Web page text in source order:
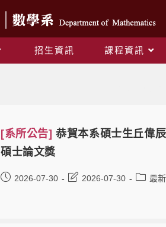
招生資訊 課程資訊
[系所公告]恭賀本系碩士生丘偉
碩士論文獎
2026-07-30 2026-07-30 最